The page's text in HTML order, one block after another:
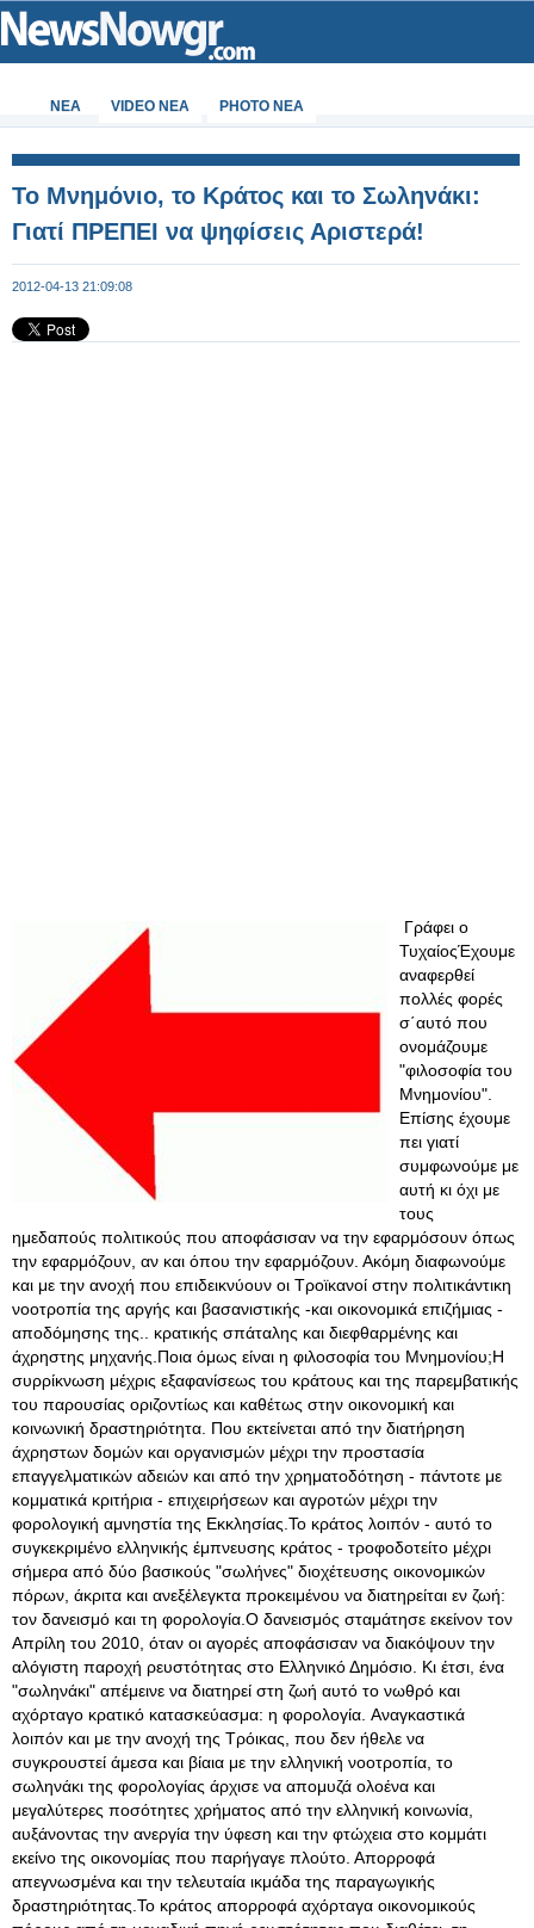
ΝΕΑ VIDEO NEA PHOTO NEA
Το Μνημόνιο, το Κράτος και το Σωληνάκι:
Γιατί ΠΡΕΠΕΙ να ψηφίσεις Αριστερά!
2012-04-13 21:09:08
Γράφει ο
ΤυχαίοςΈχουμε
αναφερθεί
πολλές φορές
σ΄αυτό που
ονομάζουμε
"φιλοσοφία του
Μνημονίου".
Επίσης έχουμε
πει γιατί
συμφωνούμε με
αυτή κι όχι με
τους
ημεδαπούς πολιτικούς που αποφάσισαν να την εφαρμόσουν όπως
την εφαρμόζουν, αν και όπου την εφαρμόζουν. Ακόμη διαφωνούμε
και με την ανοχή που επιδεικνύουν οι Τροϊκανοί στην πολιτικάντικη
νοοτροπία της αργής και βασανιστικής -και οικονομικά επιζήμιας -
αποδόμησης της.. κρατικής σπάταλης και διεφθαρμένης και
άχρηστης μηχανής.Ποια όμως είναι η φιλοσοφία του Μνημονίου;Η
συρρίκνωση μέχρις εξαφανίσεως του κράτους και της παρεμβατικής
του παρουσίας οριζοντίως και καθέτως στην οικονομική και
κοινωνική δραστηριότητα. Που εκτείνεται από την διατήρηση
άχρηστων δομών και οργανισμών μέχρι την προστασία
επαγγελματικών αδειών και από την χρηματοδότηση - πάντοτε με
κομματικά κριτήρια - επιχειρήσεων και αγροτών μέχρι την
φορολογική αμνηστία της Εκκλησίας.Το κράτος λοιπόν - αυτό το
συγκεκριμένο ελληνικής έμπνευσης κράτος - τροφοδοτείτο μέχρι
σήμερα από δύο βασικούς "σωλήνες" διοχέτευσης οικονομικών
πόρων, άκριτα και ανεξέλεγκτα προκειμένου να διατηρείται εν ζωή:
τον δανεισμό και τη φορολογία.Ο δανεισμός σταμάτησε εκείνον τον
Απρίλη του 2010, όταν οι αγορές αποφάσισαν να διακόψουν την
αλόγιστη παροχή ρευστότητας στο Ελληνικό Δημόσιο . Κι έτσι, ένα
"σωληνάκι" απέμεινε να διατηρεί στη ζωή αυτό το νωθρό και
αχόρταγο κρατικό κατασκεύασμα: η φορολογία. Αναγκαστικά
λοιπόν και με την ανοχή της Τρόικας, που δεν ήθελε να
συγκρουστεί άμεσα και βίαια με την ελληνική νοοτροπία, το
σωληνάκι της φορολογίας άρχισε να απομυζά ολοένα και
μεγαλύτερες ποσότητες χρήματος από την ελληνική κοινωνία,
αυξάνοντας την ανεργία την ύφεση και την φτώχεια στο κομμάτι
εκείνο της οικονομίας που παρήγαγε πλούτο. Απορροφά
απεγνωσμένα και την τελευταία ικμάδα της παραγωγικής
δραστηριότητας.Το κράτος απορροφά αχόρταγα οικονομικούς